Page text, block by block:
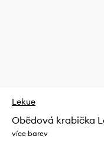
Lekue
Obědová krabička
více barev